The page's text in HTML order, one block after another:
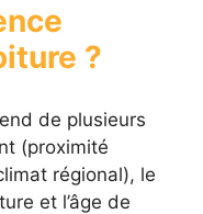
?
de plusieurs
(proximité
régional), le
et l’âge de